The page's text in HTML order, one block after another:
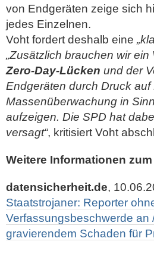
von Endgeräten zeige sich
jedes Einzelnen.
Voht fordert deshalb eine
„Zusätzlich brauchen wir ein
Zero-Day-Lücken und der
Endgeräten durch Druck
Massenüberwachung in
aufzeigen. Die SPD hat
versagt“, kritisiert Voht
Weitere Informationen
datensicherheit.de,
Staatstrojaner: Reporter
Verfassungsbeschwerde an
gravierendem Schaden für